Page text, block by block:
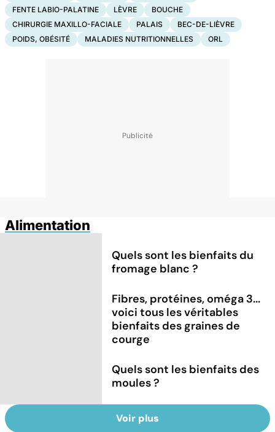
FENTE LABIO-PALATINE
LÈVRE
BOUCHE
CHIRURGIE MAXILLO-FACIALE
PALAIS
BEC-DE-LIÈVRE
POIDS, OBÉSITÉ
MALADIES NUTRITIONNELLES ORL
Alimentation
Quels sont les bienfaits du
fromage blanc ?
Fibres, protéines, oméga 3...
voici tous les véritables
bienfaits des graines de
courge
Quels sont les bienfaits des
moules ?
Voir plus